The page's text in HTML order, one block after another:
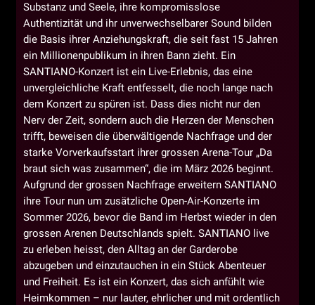
Substanz und Seele, ihre kompromisslose
Authentizität und ihr unverwechselbarer Sound bilden
die Basis ihrer Anziehungskraft, die seit fast 15 Jahren
ein Millionenpublikum in ihren Bann zieht. Ein
SANTIANO-Konzert ist ein Live-Erlebnis, das eine
unvergleichliche Kraft entfesselt, die noch lange nach
dem Konzert zu spüren ist. Dass dies nicht nur den
Nerv der Zeit, sondern auch die Herzen der Menschen
trifft, beweisen die überwältigende Nachfrage und der
starke Vorverkaufsstart ihrer grossen Arena-Tour „Da
braut sich was zusammen“, die im März 2026 beginnt.
Aufgrund der grossen Nachfrage erweitern SANTIANO
ihre Tour nun um zusätzliche Open-Air-Konzerte im
Sommer 2026, bevor die Band im Herbst wieder in den
grossen Arenen Deutschlands spielt. SANTIANO live
zu erleben heisst, den Alltag an der Garderobe
abzugeben und einzutauchen in ein Stück Abenteuer
und Freiheit. Es ist ein Konzert, das sich anfühlt wie
Heimkommen – nur lauter, ehrlicher und mit ordentlich